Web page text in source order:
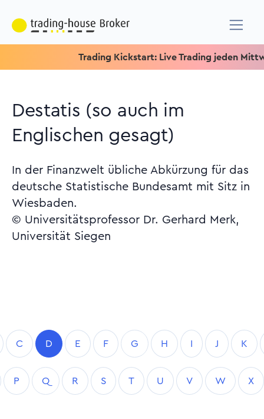
Trading Kickstart: Live Trading jeden
Destatis (so auch im
Englischen gesagt)
In der Finanzwelt übliche Abkürzung für das
deutsche Statistische Bundesamt mit Sitz in
Wiesbaden.
© Universitätsprofessor Dr. Gerhard Merk,
Universität Siegen
C D E F G H I J K
P Q R S T U V W X